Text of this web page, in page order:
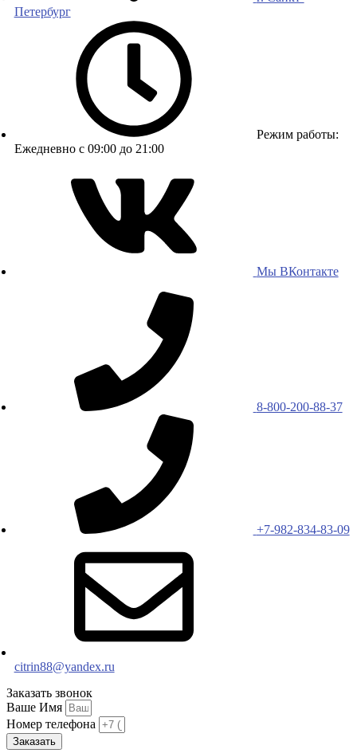
Петербург
Режим работы:
Ежедневно с 09:00 до 21:00
Мы ВКонтакте
8-800-200-88-37
+7-982-834-83-09
citrin88@yandex.ru
Заказать звонок
Ваше Имя
Номер телефона
Заказать